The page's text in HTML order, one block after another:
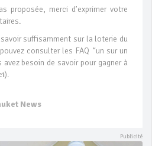
proposée, merci d’exprimer votre
suffisamment sur la loterie du
consulter les FAQ “un sur un
besoin de savoir pour gagner à
).
News